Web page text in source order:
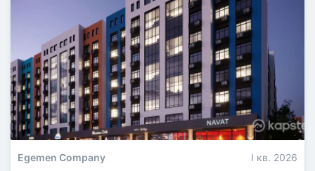
Egemen Company
I кв. 2026